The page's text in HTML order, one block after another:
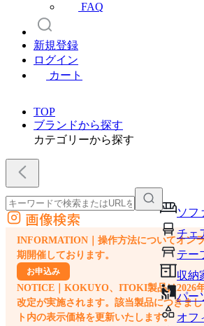
FAQ
新規登録
ログイン
カート
TOP
ブランドから探す
カテゴリーから探す
ソフ
チェ
テー
収納
パー
オフ
外部サイトの商品をカートに追加
他のサイトで見つけた商品ページのURLを貼り付けて、カートに
画像検索
INFORMATION｜操作方法についてオン
期開催しております。
お申込み
NOTICE｜KOKUYO、ITOKI製品は2026
改定が実施されます。該当製品につきま
ト内の表示価格を更新いたします。